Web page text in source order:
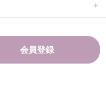
会員登録